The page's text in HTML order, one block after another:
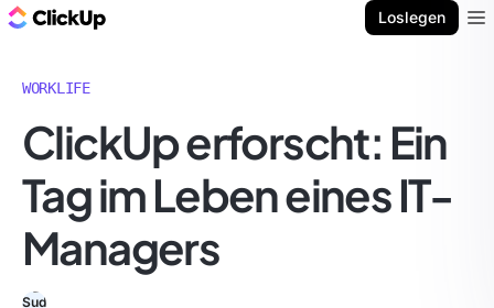
Loslegen
WORKLIFE
ClickUp erforscht: Ein
Tag im Leben eines IT-
Managers